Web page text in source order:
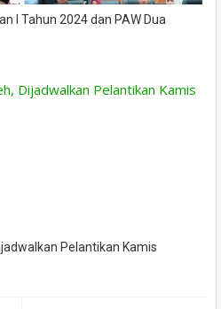
I Tahun 2024 dan PAW Dua
Pelantikan Kamis